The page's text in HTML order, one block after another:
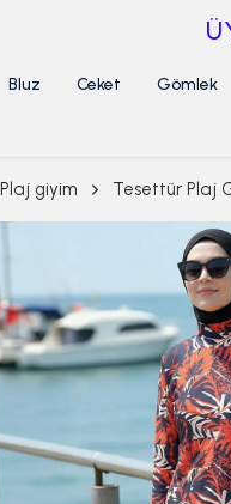
Bluz Ceket Gömlek
Plaj giyim Tesettür Plaj